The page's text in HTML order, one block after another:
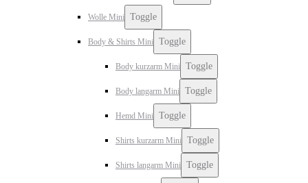
Wolle Mini Toggle
Body & Shirts Mini Toggle
Body kurzarm Mini Toggle
Body langarm Mini Toggle
Hemd Mini Toggle
Shirts kurzarm Mini Toggle
Shirts langarm Mini Toggle